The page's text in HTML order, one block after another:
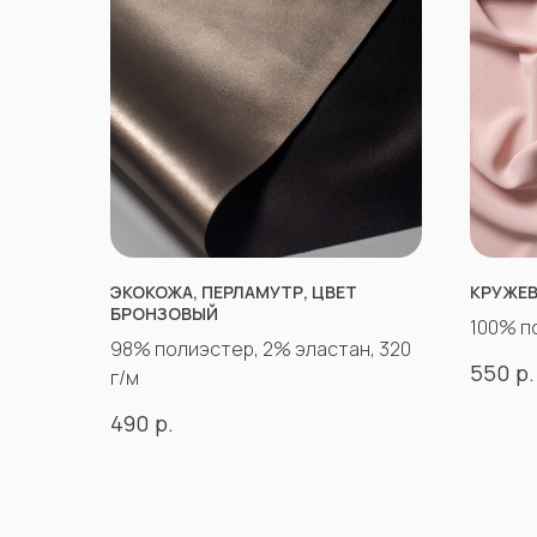
ЭКОКОЖА, ПЕРЛАМУТР, ЦВЕТ
БРОНЗОВЫЙ
98% полиэстер, 2% эластан, 320
г/м
490 р.
100%
550 р.